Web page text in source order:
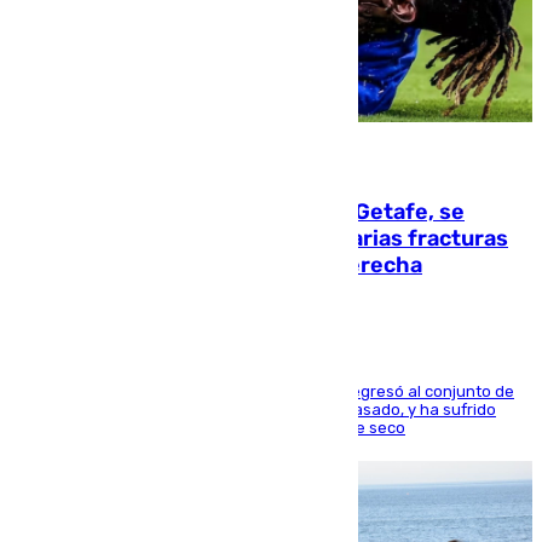
Christantus Uche, delantero del Getafe, se
perderá toda la temporada por varias fracturas
en los ligamentos de su rodilla derecha
El centrocampista reconvertido en atacante regresó al conjunto de
la capital, después de salir obligado el curso pasado, y ha sufrido
una lesión que lo mantendrá un año en el dique seco